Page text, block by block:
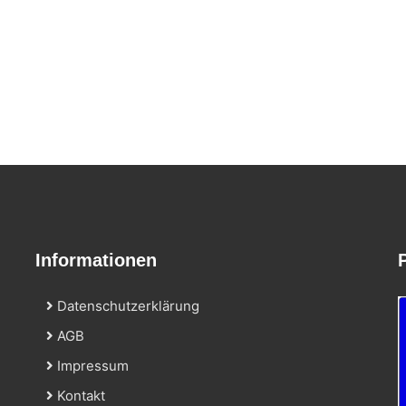
Informationen
Datenschutzerklärung
AGB
Impressum
Kontakt